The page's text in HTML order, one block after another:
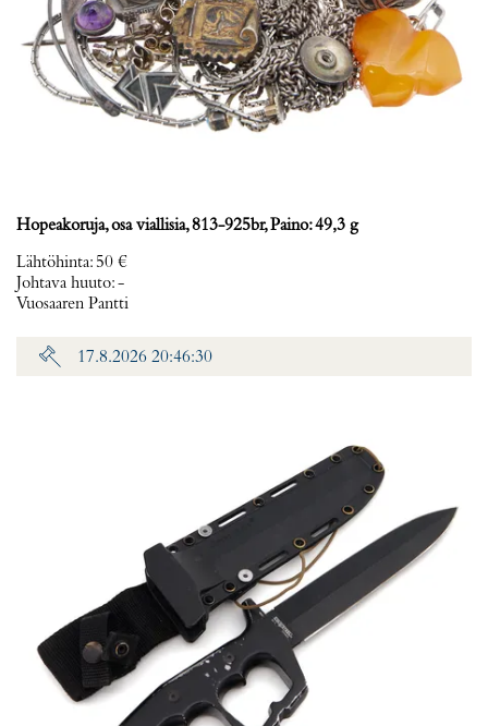
Hopeakoruja, osa viallisia, 813-925br, Paino: 49,3 g
Lähtöhinta: 50 €
Johtava huuto:-
Vuosaaren Pantti
17.8.2026 20:46:30